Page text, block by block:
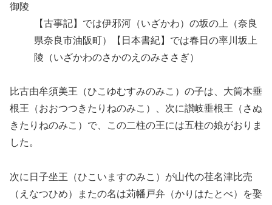
御陵
【古事記】では伊邪河（いざかわ）の坂の上（奈良
県奈良市油阪町）【日本書紀】では春日の率川坂上
陵（いざかわのさかのえのみささぎ）
比古由牟須美王（ひこゆむすみのみこ）の子は、大筒木垂
根王（おおつつきたりねのみこ）、次に讃岐垂根王（さぬ
きたりねのみこ）で、この二柱の王には五柱の娘がおりま
した。
次に日子坐王（ひこいますのみこ）が山代の荏名津比売
（えなつひめ）またの名は苅幡戸弁（かりはたとべ）を娶